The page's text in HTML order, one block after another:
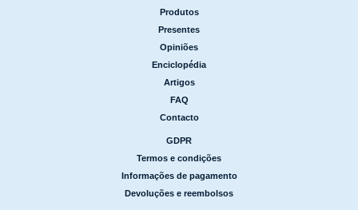
Produtos
Presentes
Opiniões
Enciclopédia
Artigos
FAQ
Contacto
GDPR
Termos e condições
Informações de pagamento
Devoluções e reembolsos